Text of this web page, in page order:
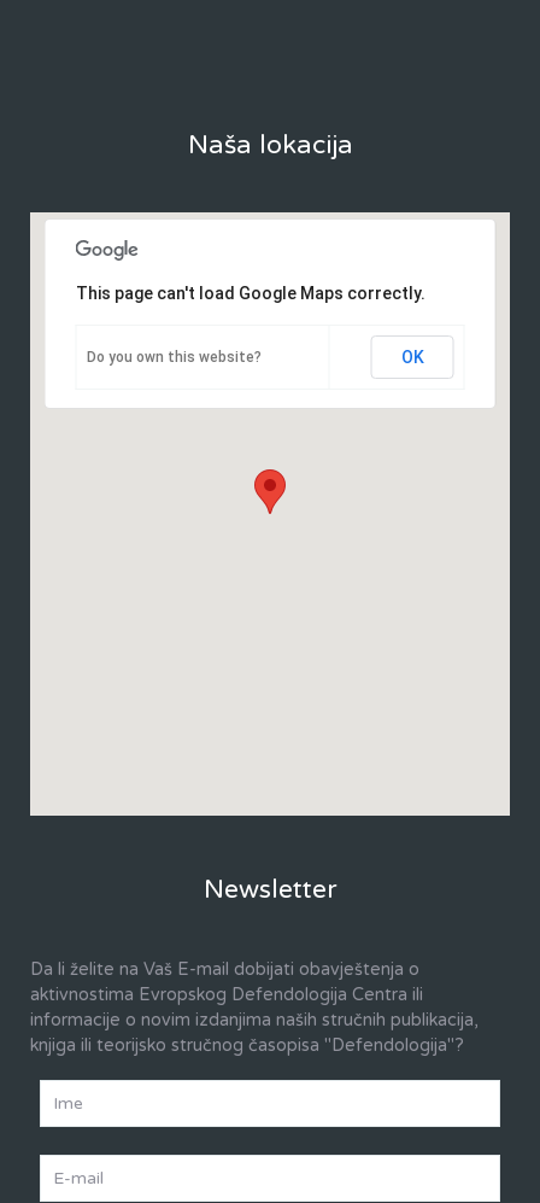
Naša lokacija
This page can't load Google Maps correctly.
Do you own this website? OK
Newsletter
Da li želite na Vaš E-mail dobijati obavještenja o
aktivnostima Evropskog Defendologija Centra ili
informacije o novim izdanjima naših stručnih publikacija,
knjiga ili teorijsko stručnog časopisa "Defendologija"?